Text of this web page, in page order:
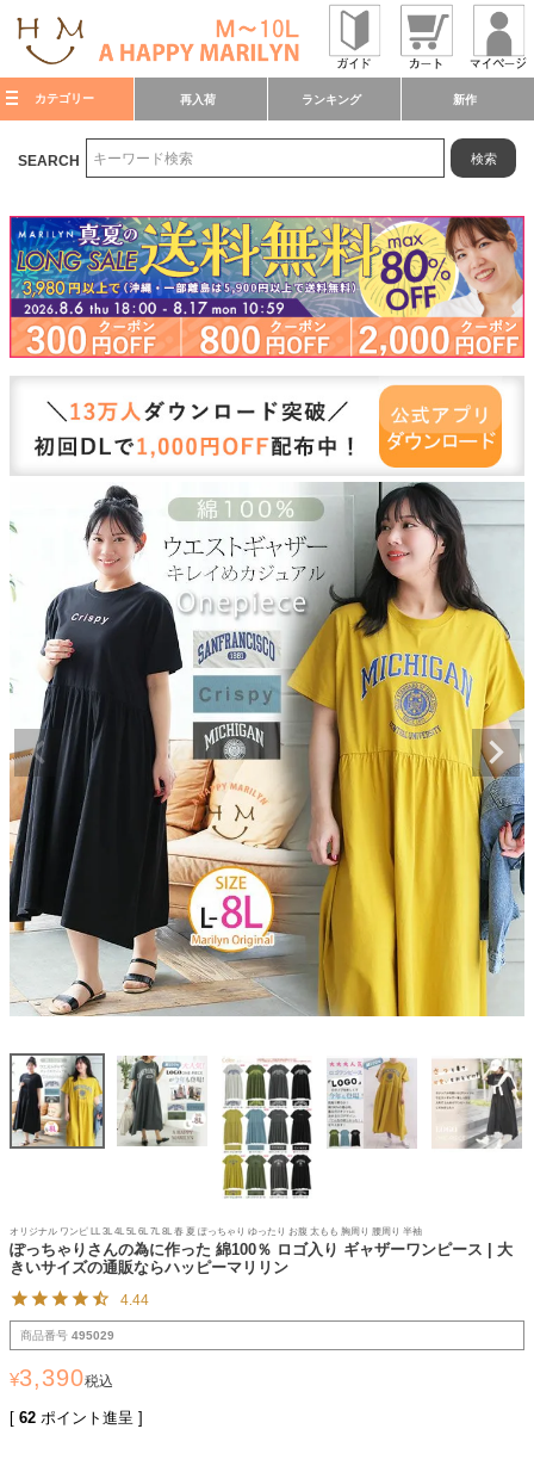
カテゴリー 再入荷 ランキング 新作
SEARCH 検索
オリジナル ワンピ LL 3L 4L 5L 6L 7L 8L 春 夏 ぽっちゃり ゆったり お腹 太もも 胸周り 腰周り 半袖
ぽっちゃりさんの為に作った 綿100％ ロゴ入り ギャザーワンピース | 大
きいサイズの通販ならハッピーマリリン
4.44
商品番号 495029
¥3,390税込
[ 62 ポイント進呈 ]